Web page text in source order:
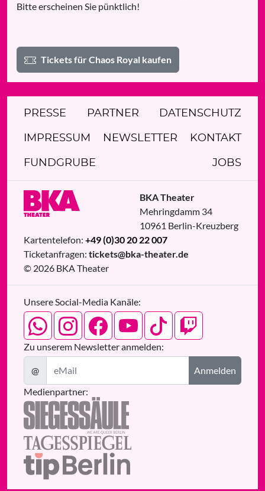
Bitte erscheinen Sie pünktlich!
Tickets für Chaos Royal kaufen
PRESSE PARTNER DATENSCHUTZ
IMPRESSUM NEWSLETTER KONTAKT
FUNDGRUBE JOBS
BKA Theater
Mehringdamm 34
10961 Berlin-Kreuzberg
Kartentelefon: +49 (0)30 20 22 007
Ticketanfragen: tickets@bka-theater.de
© 2026 BKA Theater
Unsere Social-Media Kanäle:
Zu unserem Newsletter anmelden:
@
Anmelden
Medienpartner: